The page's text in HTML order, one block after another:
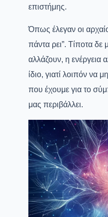
επιστήμης.
Όπως έλεγαν οι
πάντα ρει”. Τίποτα δε
αλλάζουν, η ενέργεια
ίδιο, γιατί λοιπόν να
που έχουμε για το
μας περιβάλλει.